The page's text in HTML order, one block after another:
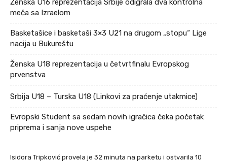
Ženska U16 reprezentacija Srbije odigrala dva kontrolna
meča sa Izraelom
Basketašice i basketaši 3×3 U21 na drugom „stopu“ Lige
nacija u Bukureštu
Ženska U18 reprezentacija u četvrtfinalu Evropskog
prvenstva
Srbija U18 – Turska U18 (Linkovi za praćenje utakmice)
Evropski Student sa sedam novih igračica čeka početak
priprema i sanja nove uspehe
Isidora Tripković provela je 32 minuta na parketu i ostvarila 10